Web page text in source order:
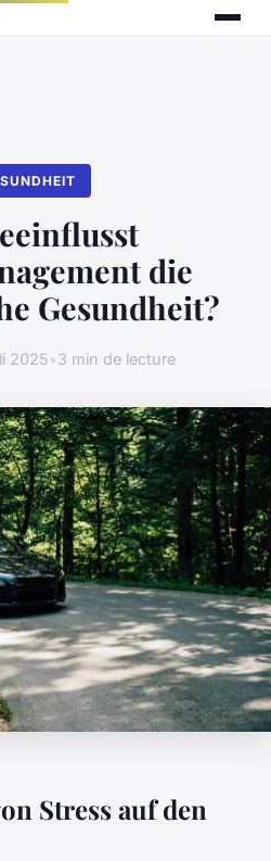
die
Gesundheit?
2025•3 min de lecture
Stress auf den